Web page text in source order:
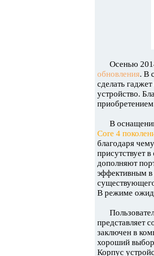
Осенью
обновления. В
сделать
устройство.
В
Core 4
благодаря
присутствует
дополняют
эффективным в
В режиме
представляет
заключен в
хороший выбор
Корпус